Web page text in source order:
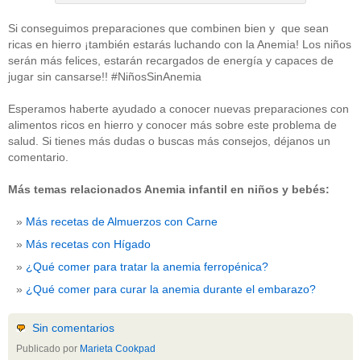
Si conseguimos preparaciones que combinen bien y que sean
ricas en hierro ¡también estarás luchando con la Anemia! Los niños
serán más felices, estarán recargados de energía y capaces de
jugar sin cansarse!! #NiñosSinAnemia
Esperamos haberte ayudado a conocer nuevas preparaciones con
alimentos ricos en hierro y conocer más sobre este problema de
salud. Si tienes más dudas o buscas más consejos, déjanos un
comentario.
Más temas relacionados Anemia infantil en niños y bebés:
Más recetas de Almuerzos con Carne
Más recetas con Hígado
¿Qué comer para tratar la anemia ferropénica?
¿Qué comer para curar la anemia durante el embarazo?
Sin comentarios
Publicado por Marieta Cookpad